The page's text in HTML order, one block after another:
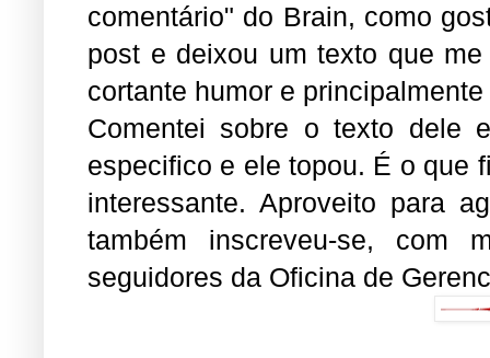
comentário" do Brain, como
post e deixou um texto que
cortante humor e
Comentei sobre o texto dele
especifico e ele topou. É o que
interessante. Aproveito para
também inscreveu-se, com
seguidores da Oficina de